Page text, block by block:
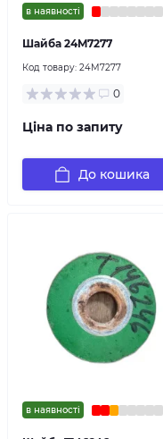
в наявності
Шайба 24M7277
Код товару: 24M7277
0
Ціна по запиту
До кошика
в наявності